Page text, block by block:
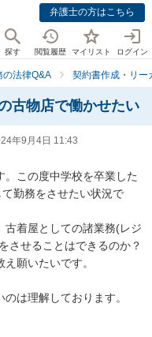
弁護士の方はこちら
探す 閲覧履歴 マイリスト ログイン
の法律Q&A 契約書作成・リー
古物店で働かせたい
年9月4日 11:43
この度中学校を卒業した
勤務をさせたい状況で
古着屋としての諸業務(レジ
させることはできるのか？
願いたいです。
は理解しております。